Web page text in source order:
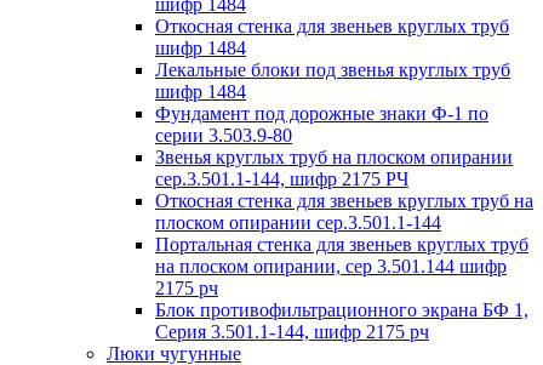
Откосная стенка для звеньев круглых труб
шифр 1484
Лекальные блоки под звенья круглых труб
шифр 1484
Фундамент под дорожные знаки Ф-1 по
серии 3.503.9-80
Звенья круглых труб на плоском опирании
сер.3.501.1-144, шифр 2175 РЧ
Откосная стенка для звеньев круглых труб на
плоском опирании сер.3.501.1-144
Портальная стенка для звеньев круглых труб
на плоском опирании, сер 3.501.144 шифр
2175 рч
Блок противофильтрационного экрана БФ 1,
Серия 3.501.1-144, шифр 2175 рч
Люки чугунные